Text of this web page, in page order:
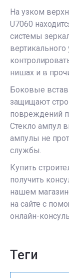
На узком
U7060
системы
нишах и в
Боковые
защищают
повреждений
Стекло ампул
ампулы не
службы.
Купить
получить
нашем
на сайте с
онлайн-
теги